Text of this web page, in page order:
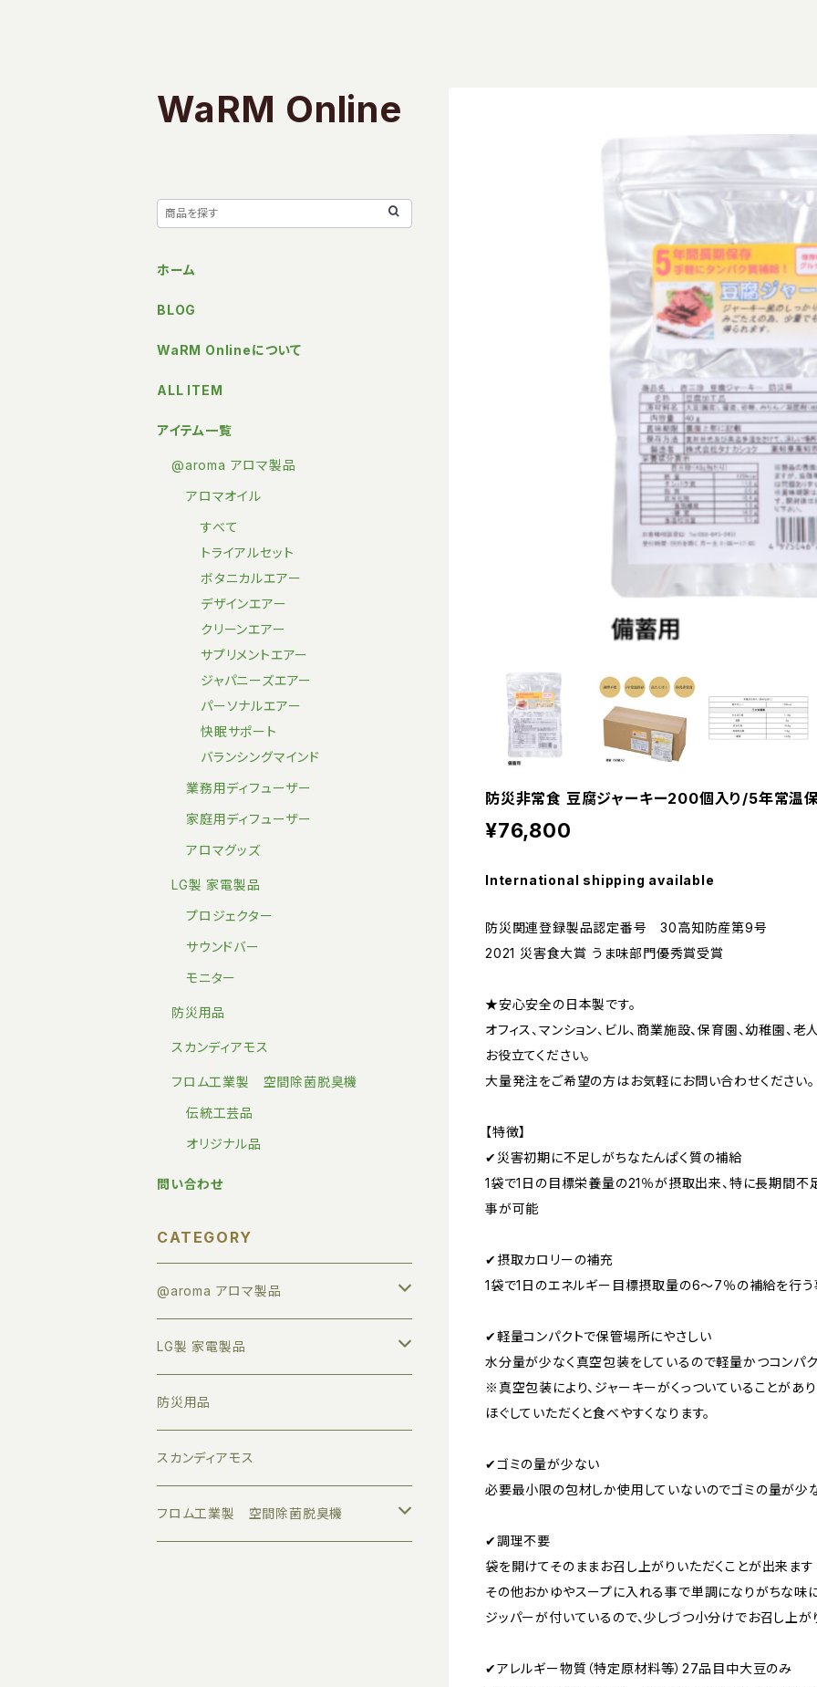
防災非常食 豆腐ジャーキー200個入り/5年常温
¥76,800
International shipping available
防災関連登録製品認定番号 30高知防産第9号
2021 災害食大賞 うま味部門優秀賞受賞
★安心安全の日本製です。
オフィス、マンション、ビル、商業施設、保育園、幼稚園、
お役立てください。
大量発注をご希望の方はお気軽にお問い合わせください。
【特徴】
✔︎災害初期に不足しがちなたんぱく質の補給
1袋で1日の目標栄養量の21％が摂取出来、特に長期間不
事が可能
✔︎摂取カロリーの補充
1袋で1日のエネルギー目標摂取量の6～7％の補給を行
✔︎軽量コンパクトで保管場所にやさしい
水分量が少なく真空包装をしているので軽量かつコンパ
※真空包装により、ジャーキーがくっついていることがあ
ほぐしていただくと食べやすくなります。
✔︎ゴミの量が少ない
必要最小限の包材しか使用していないのでゴミの量が少
✔︎調理不要
袋を開けてそのままお召し上がりいただくことが出来ます
その他おかゆやスープに入れる事で単調になりがちな味
ジッパーが付いているので、少しづつ小分けでお召し上
✔︎アレルギー物質（特定原材料等）27品目中大豆のみ
WaRM Online
ホーム
BLOG
WaRM Onlineについて
ALL ITEM
アイテム一覧
@aroma アロマ製品
アロマオイル
すべて
トライアルセット
ボタニカルエアー
デザインエアー
クリーンエアー
サプリメントエアー
ジャパニーズエアー
パーソナルエアー
快眠サポート
バランシングマインド
業務用ディフューザー
家庭用ディフューザー
アロマグッズ
LG製 家電製品
プロジェクター
サウンドバー
モニター
防災用品
スカンディアモス
フロム工業製 空間除菌脱臭機
伝統工芸品
オリジナル品
問い合わせ
CATEGORY
@aroma アロマ製品
アロマオイル
すべて
トライアルセット
業務用ディフューザー
家庭用ディフューザー
アロマグッズ
LG製 家電製品
プロジェクター
サウンドバー
モニター
防災用品
スカンディアモス
フロム工業製 空間除菌脱臭機